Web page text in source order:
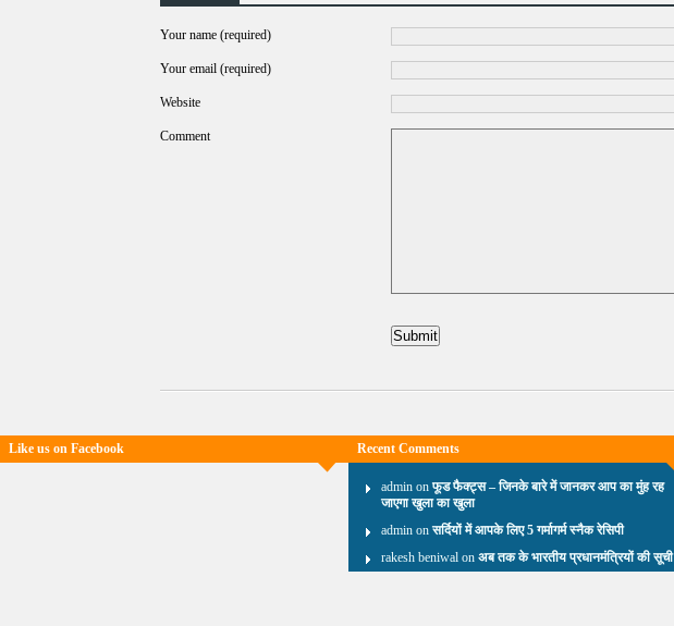
Your name (required)
Your email (required)
Website
Comment
Like us on Facebook Recent Comments
admin onफूड फैक्ट्स – जिनके बारे में जानकर आप का मुंह रह
जाएगा खुला का खुला
admin onसर्दियों में आपके लिए 5 गर्मागर्म स्नैक रेसिपी
rakesh beniwal on अब तक के भारतीय प्रधानमंत्रियों की सूची